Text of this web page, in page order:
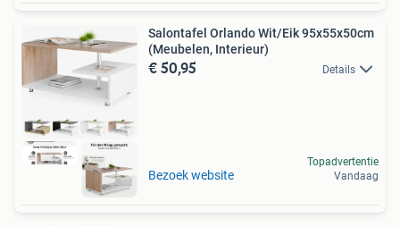
Salontafel Orlando Wit/Eik 95x55x50cm
(Meubelen, Interieur)
€ 50,95 Details
Bezoek website
Topadvertentie
Vandaag